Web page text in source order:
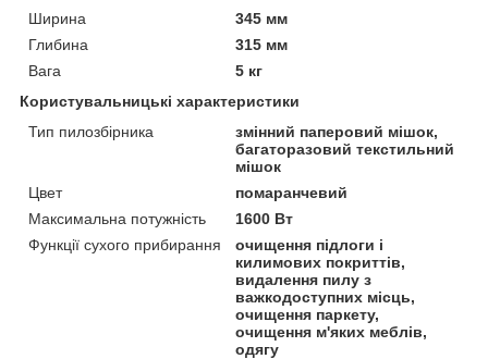
Ширина
345 мм
Глибина
315 мм
Вага
5 кг
Користувальницькі характеристики
Тип пилозбірника
змінний паперовий мішок,
багаторазовий текстильний
мішок
Цвет
помаранчевий
Максимальна потужність
1600 Вт
Функції сухого прибирання
очищення підлоги і
килимових покриттів,
видалення пилу з
важкодоступних місць,
очищення паркету,
очищення м'яких меблів,
одягу